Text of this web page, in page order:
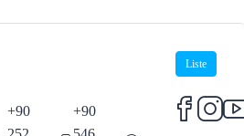
Liste
+90
+90